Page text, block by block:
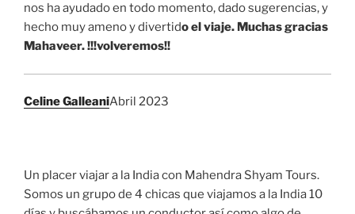
nos ha ayudado en todo momento, dado sugerencias, y
hecho muy ameno y divertido el viaje. Muchas gracias
Mahaveer. !!!volveremos!!
Celine GalleaniAbril 2023
Un placer viajar a la India con Mahendra Shyam Tours.
Somos un grupo de 4 chicas que viajamos a la India 10